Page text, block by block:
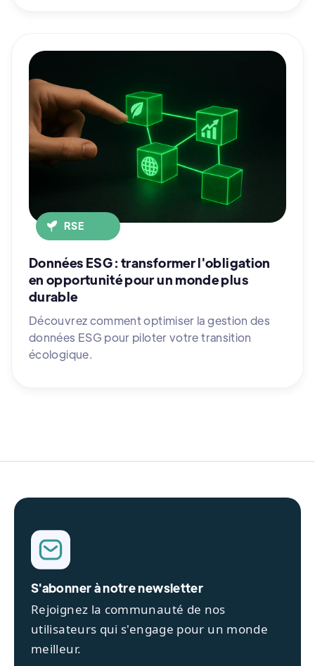
RSE
Données ESG : transformer l'obligation
en opportunité pour un monde plus
durable
Découvrez comment optimiser la gestion des
données ESG pour piloter votre transition
écologique.
S'abonner à notre newsletter
Rejoignez la communauté de nos
utilisateurs qui s'engage pour un monde
meilleur.